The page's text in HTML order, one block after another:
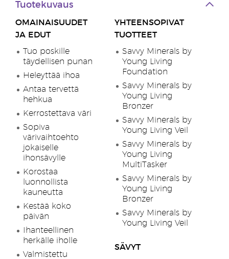
Tuotekuvaus
OMAINAISUUDET
JA EDUT
Tuo poskille
täydellisen punan
Heleyttää ihoa
Antaa tervettä
hehkua
Kerrostettava väri
Sopiva
värivaihtoehto
jokaiselle
ihonsävylle
Korostaa
luonnollista
kauneutta
Kestää koko
päivän
Ihanteellinen
herkälle iholle
Valmistettu
YHTEENSOPIVAT
TUOTTEET
Savvy Minerals by
Young Living
Foundation
Savvy Minerals by
Young Living
Bronzer
Savvy Minerals by
Young Living Veil
Savvy Minerals by
Young Living
MultiTasker
Savvy Minerals by
Young Living
Bronzer
Savvy Minerals by
Young Living Veil
SÄVYT